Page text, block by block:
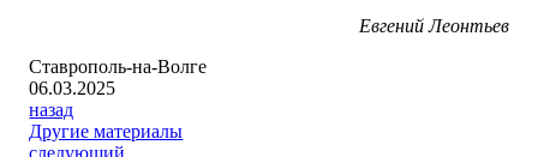
Евгений Леонтьев
Ставрополь-на-Волге
06.03.2025
назад
Другие материалы